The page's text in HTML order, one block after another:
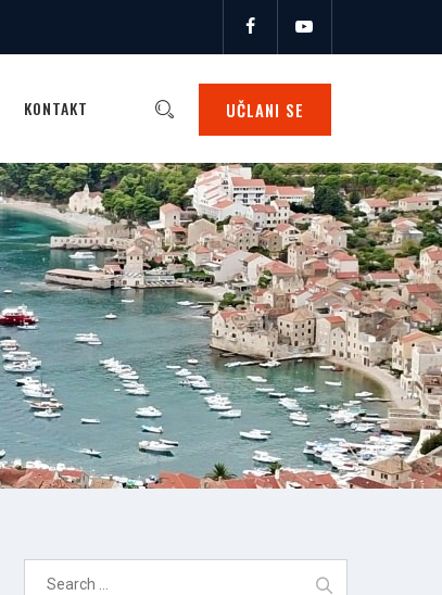
UČLANI SE
KONTAKT